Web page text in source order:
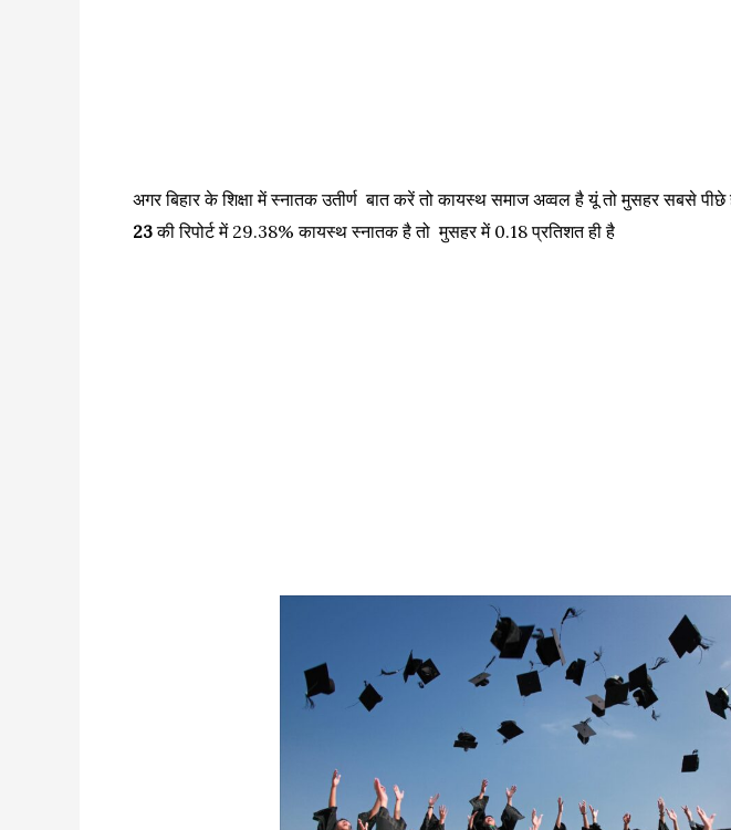
अगर बिहार के शिक्षा में स्नातक उतीर्ण बात करें तो कायस्थ समाज अव्वल है यूं तो मुसहर सबसे
23की रिपोर्ट में 29.38% कायस्थ स्नातक है तो मुसहर में 0.18 प्रतिशत ही है